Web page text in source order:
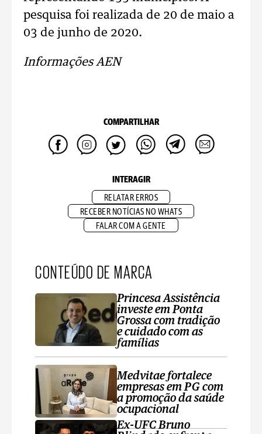
pesquisa foi realizada de 20 de maio a
03 de junho de 2020.
Informações AEN
COMPARTILHAR
INTERAGIR
RELATAR ERROS
RECEBER NOTÍCIAS NO WHATS
FALAR COM A GENTE
CONTEÚDO DE MARCA
Princesa Assistência
investe em Ponta
Grossa com tradição
e cuidado com as
famílias
Medvitae fortalece
empresas em PG com
a promoção da saúde
ocupacional
Ex-UFC Bruno